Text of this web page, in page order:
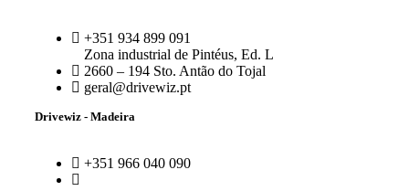
+351 934 899 091
Zona industrial de Pintéus, Ed. L
2660 – 194 Sto. Antão do Tojal
geral@drivewiz.pt
Drivewiz - Madeira
+351 966 040 090